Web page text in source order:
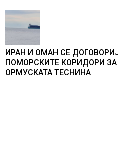
ИРАН И ОМАН СЕ
ПОМОРСКИТЕ КОРИДОРИ
ОРМУСКАТА ТЕСНИНА